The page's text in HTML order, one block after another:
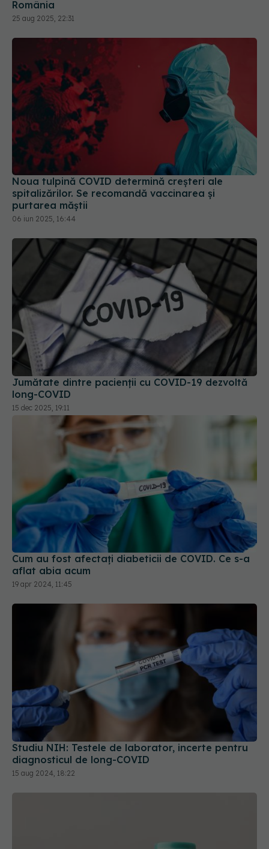
România
25 aug 2025, 22:31
Noua tulpină COVID determină creșteri ale
spitalizărilor. Se recomandă vaccinarea și
purtarea măștii
06 iun 2025, 16:44
Jumătate dintre pacienții cu COVID-19 dezvoltă
long-COVID
15 dec 2025, 19:11
Cum au fost afectați diabeticii de COVID. Ce s-a
aflat abia acum
19 apr 2024, 11:45
Studiu NIH: Testele de laborator, incerte pentru
diagnosticul de long-COVID
15 aug 2024, 18:22